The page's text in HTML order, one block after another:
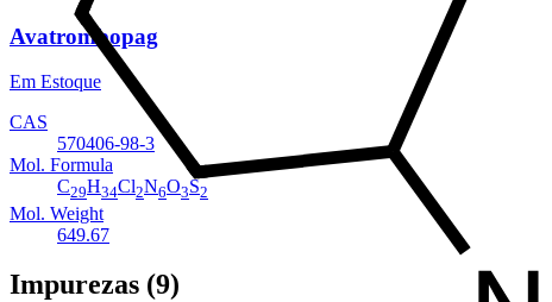
Avatrombopag
Em Estoque
CAS
570406-98-3
Mol. Formula
C29H34Cl2N6O3S2
Mol. Weight
649.67
Impurezas (9)